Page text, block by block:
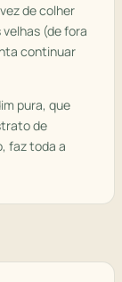
de colher
(de fora
continuar
pura, que
de
faz toda a